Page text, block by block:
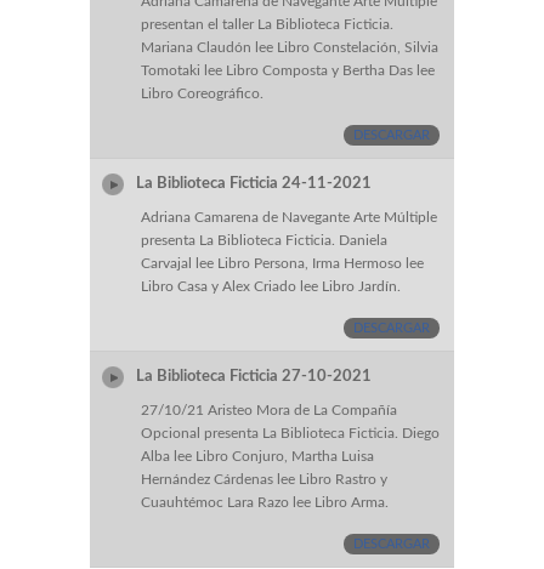
presentan el taller La Biblioteca Ficticia.
Mariana Claudón lee Libro Constelación, Silvia
Tomotaki lee Libro Composta y Bertha Das lee
Libro Coreográfico.
DESCARGAR
La Biblioteca Ficticia 24-11-2021
Adriana Camarena de Navegante Arte Múltiple
presenta La Biblioteca Ficticia. Daniela
Carvajal lee Libro Persona, Irma Hermoso lee
Libro Casa y Alex Criado lee Libro Jardín.
DESCARGAR
La Biblioteca Ficticia 27-10-2021
27/10/21 Aristeo Mora de La Compañía
Opcional presenta La Biblioteca Ficticia. Diego
Alba lee Libro Conjuro, Martha Luisa
Hernández Cárdenas lee Libro Rastro y
Cuauhtémoc Lara Razo lee Libro Arma.
DESCARGAR